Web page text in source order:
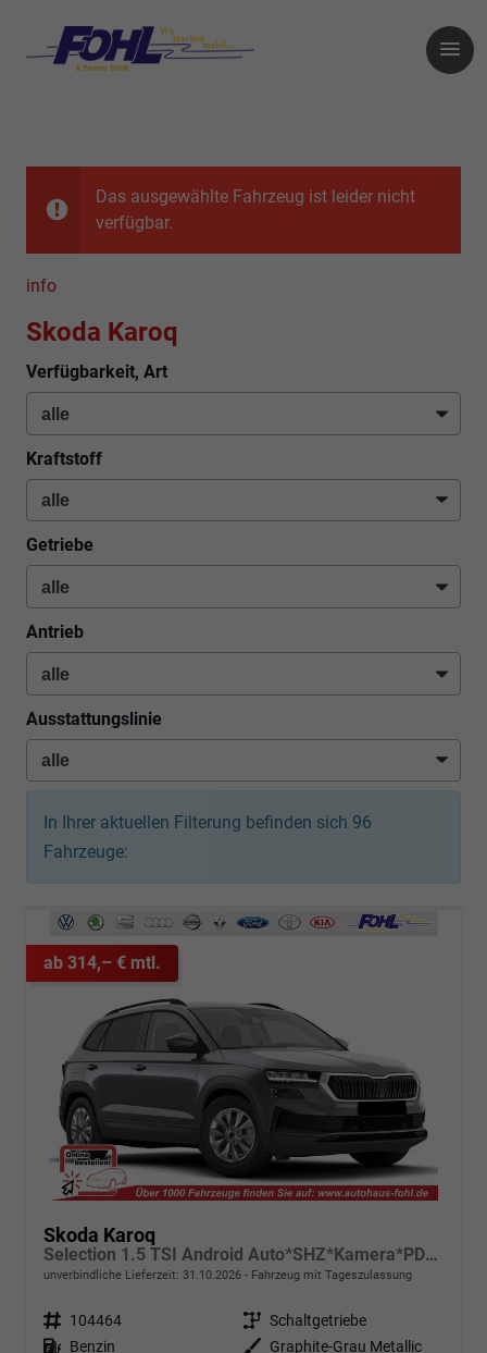
Das ausgewählte Fahrzeug ist leider nicht
verfügbar.
info
Skoda Karoq
Verfügbarkeit, Art
Kraftstoff
Getriebe
Antrieb
Ausstattungslinie
In Ihrer aktuellen Filterung befinden sich 96
Fahrzeuge:
ab 314,– € mtl.
Skoda Karoq
Selection 1.5 TSI Android Auto*SHZ*Kamera*PDC v/h*Klimaauto*SUNSET*LED
unverbindliche Lieferzeit: 31.10.2026 Fahrzeug mit Tageszulassung
Fahrzeugnr. 104464 Getriebe Schaltgetriebe
Kraftstoff Benzin Außenfarbe
Graphite-Grau Metallic